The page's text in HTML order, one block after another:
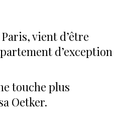
vient d’être
d’exception
touche plus
Oetker.